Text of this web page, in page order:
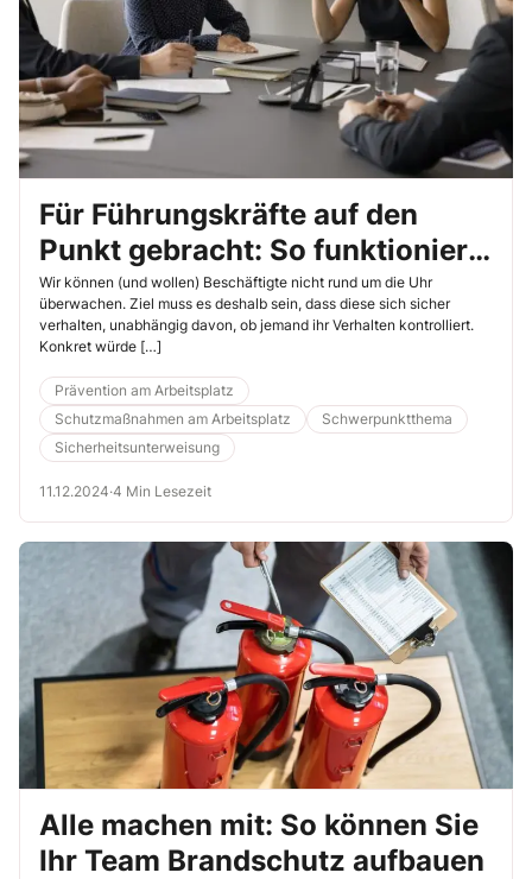
Für Führungskräfte auf den
Punkt gebracht: So funktioniert
„Behaviour Based Safety“
Wir können (und wollen) Beschäftigte nicht rund um die Uhr
überwachen. Ziel muss es deshalb sein, dass diese sich sicher
verhalten, unabhängig davon, ob jemand ihr Verhalten kontrolliert.
Konkret würde […]
Prävention am Arbeitsplatz
Schutzmaßnahmen am Arbeitsplatz
Schwerpunktthema
Sicherheitsunterweisung
11.12.2024·4 Min Lesezeit
Alle machen mit: So können Sie
Ihr Team Brandschutz aufbauen